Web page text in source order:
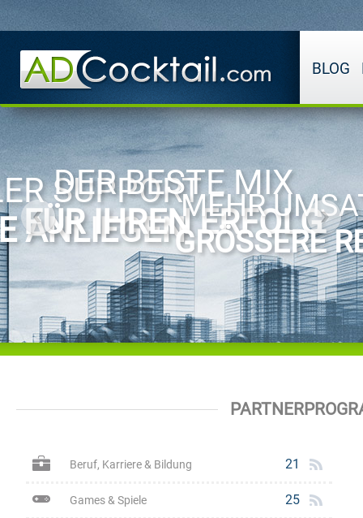
SUPPORT
ANLIEGEN
DER BESTE MIX
FÜR IHREN ERFOLG
MEHR
GRÖSSERE
BLOG
Beruf, Karriere & Bildung 21
Games & Spiele 25